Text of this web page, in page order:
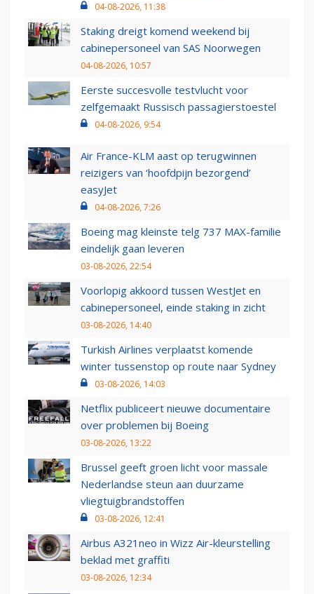
04-08-2026, 11:38
Staking dreigt komend weekend bij
cabinepersoneel van SAS Noorwegen
04-08-2026, 10:57
Eerste succesvolle testvlucht voor
zelfgemaakt Russisch passagierstoestel
04-08-2026, 9:54
Air France-KLM aast op terugwinnen
reizigers van ‘hoofdpijn bezorgend’
easyJet
04-08-2026, 7:26
Boeing mag kleinste telg 737 MAX-familie
eindelijk gaan leveren
03-08-2026, 22:54
Voorlopig akkoord tussen WestJet en
cabinepersoneel, einde staking in zicht
03-08-2026, 14:40
Turkish Airlines verplaatst komende
winter tussenstop op route naar Sydney
03-08-2026, 14:03
Netflix publiceert nieuwe documentaire
over problemen bij Boeing
03-08-2026, 13:22
Brussel geeft groen licht voor massale
Nederlandse steun aan duurzame
vliegtuigbrandstoffen
03-08-2026, 12:41
Airbus A321neo in Wizz Air-kleurstelling
beklad met graffiti
03-08-2026, 12:34